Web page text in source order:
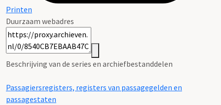
Printen
Duurzaam webadres
Beschrijving van de series en archiefbestanddelen
Passagiersregisters, registers van passagegelden en
passagestaten